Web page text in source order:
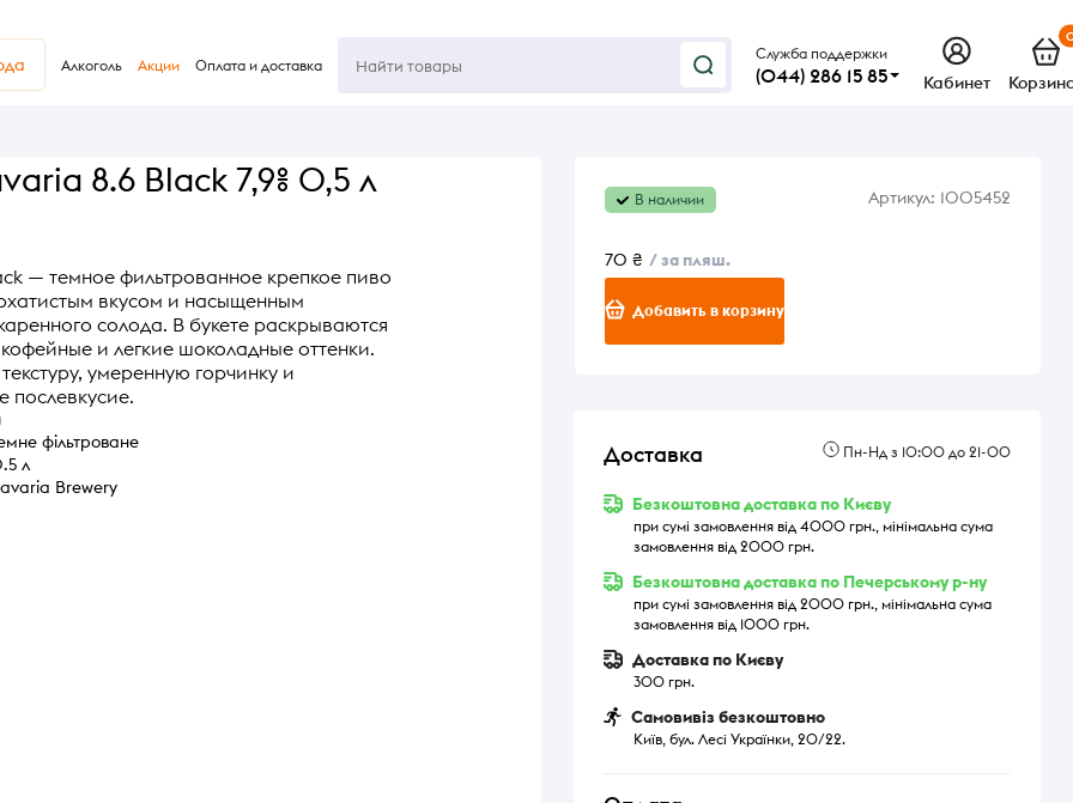
Алкоголь Акции Оплата и доставка
Служба поддержки
(044) 286 15 85 Кабинет
8.6 Black 7,9% 0,5 л
— темное фильтрованное крепкое пиво
вкусом и насыщенным
солода. В букете раскрываются
и легкие шоколадные оттенки.
умеренную горчинку и
послевкусие.
фільтроване
л
Brewery
В наличии Артикул: 1005452
70 ₴ / за пляш.
Добавить в корзину
Доставка Пн-Нд з 10:00 до 21-00
Безкоштовна доставка по Києву
при сумі замовлення від 4000 грн., мінімальна сума
замовлення від 2000 грн.
Безкоштовна доставка по Печерському р-ну
при сумі замовлення від 2000 грн., мінімальна сума
замовлення від 1000 грн.
Доставка по Києву
300 грн.
Самовивіз безкоштовно
Київ, бул. Лесі Українки, 20/22.